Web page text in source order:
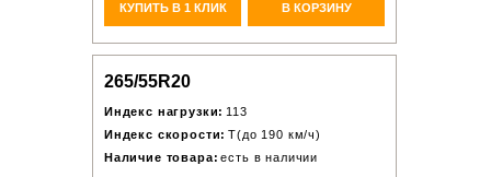
КУПИТЬ В 1 КЛИК В КОРЗИНУ
265/55R20
Индекс нагрузки: 113
Индекс скорости: T(до 190 км/ч)
Наличие товара: есть в наличии